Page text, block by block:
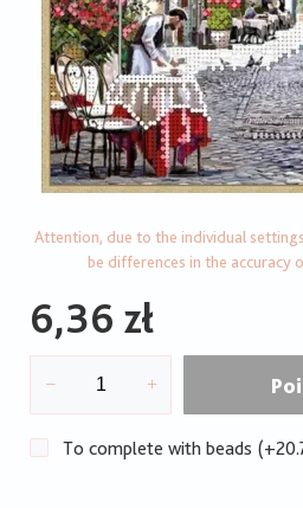
Attention, due to the individual
be differences in the accuracy
6,36 zł
To complete with beads